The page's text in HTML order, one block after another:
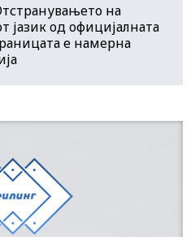
на
јазик од официјалната
е намерна